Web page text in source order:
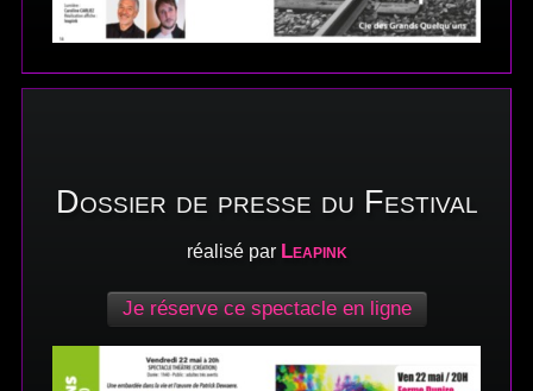
Dossier de presse du Festival
réalisé par Leapink
Je réserve ce spectacle en ligne